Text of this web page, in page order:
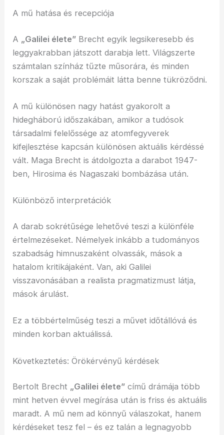
A mű hatása és recepciója
A „Galilei élete” Brecht egyik legsikeresebb és
leggyakrabban játszott darabja lett. Világszerte
számtalan színház tűzte műsorára, és minden
korszak a saját problémáit látta benne tükröződni.
A mű különösen nagy hatást gyakorolt a
hidegháború időszakában, amikor a tudósok
társadalmi felelőssége az atomfegyverek
kifejlesztése kapcsán különösen aktuális kérdéssé
vált. Maga Brecht is átdolgozta a darabot 1947-
ben, Hirosima és Nagaszaki bombázása után.
Különböző interpretációk
A darab sokrétűsége lehetővé teszi a különféle
értelmezéseket. Némelyek inkább a tudományos
szabadság himnuszaként olvassák, mások a
hatalom kritikájaként. Van, aki Galilei
visszavonásában a realista pragmatizmust látja,
mások árulást.
Ez a többértelműség teszi a művet időtállóvá és
minden korban aktuálissá.
Következtetés: Örökérvényű kérdések
Bertolt Brecht „Galilei élete” című drámája több
mint hetven évvel megírása után is friss és aktuális
maradt. A mű nem ad könnyű válaszokat, hanem
kérdéseket tesz fel – és ez talán a legnagyobb